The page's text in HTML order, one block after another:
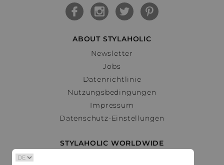
ABOUT STYLAHOLIC
Newsletter
Jobs
Datenrichtlinie
Nutzungsbedingungen
Impressum
Datenschutz-Einstellungen
STYLAHOLIC WORLDWIDE